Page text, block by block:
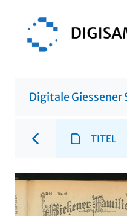
Digitale Giessener
TITEL